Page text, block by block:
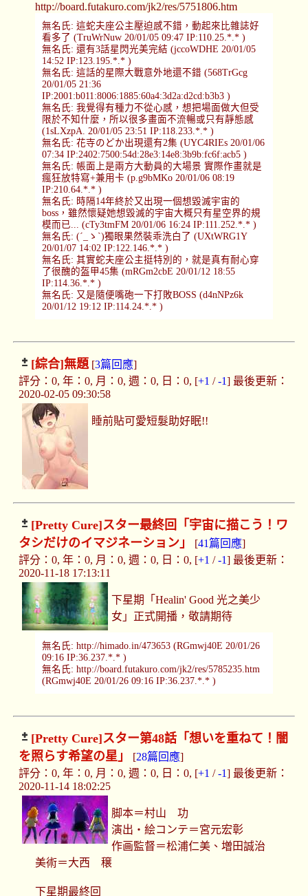
http://board.futakuro.com/jk2/res/5751806.htm
無名氏: 這蛇夫座公主壓迫感不錯，動起來比雜誌好
看多了 (TruWrNuw 20/01/05 09:47 IP:110.25.*.* )
無名氏: 還有3話星閃光美完結 (jccoWDHE 20/01/05
14:52 IP:123.195.*.* )
無名氏: 這話的星際大戰意外地還不錯 (568TrGcg
20/01/05 21:36
IP:2001:b011:8006:1885:60a4:3d2a:d2cd:b3b3 )
無名氏: 我覺得有種力不從心感，想把場面做大但受
限於不知什麼，所以很多畫面不流暢或只有靜態感
(1sLXzpA. 20/01/05 23:51 IP:118.233.*.* )
無名氏: 花寺のどか出現還有2集 (UYC4RIEs 20/01/06
07:34 IP:2402:7500:54d:28e3:14e8:3b9b:fc6f:acb5 )
無名氏: 帳面上是兩方大動員的大場景 實際作畫就是
瘋狂放特寫+兼用卡 (p.g9bMKo 20/01/06 08:19
IP:210.64.*.* )
無名氏: 時隔14年終於又出現一個想毀滅宇宙的
boss，雖然懷疑她想毀滅的宇宙大概只有星空界的規
模而已... (cTy3tmFM 20/01/06 16:24 IP:111.252.*.* )
無名氏: (´_ゝ`)獨眼果然裝乖洗白了 (UXtWRG1Y
20/01/07 14:02 IP:122.146.*.* )
無名氏: 其實蛇夫座公主挺特別的，就是真有耐心穿
了很醜的盔甲45集 (mRGm2cbE 20/01/12 18:55
IP:114.36.*.* )
無名氏: 又是隨便嘴砲一下打敗BOSS (d4nNPz6k
20/01/12 19:12 IP:114.24.*.* )
[綜合]無題[3篇回應]
評分：0, 年：0, 月：0, 週：0, 日：0, [+1 /-1] 最後更新：
2020-02-05 09:30:58
睡前貼可愛短髮助好眠!!
[Pretty Cure]スター最終回「宇宙に描こう！ワ
タシだけのイマジネーション」
[41篇回應]
評分：0, 年：0, 月：0, 週：0, 日：0, [+1 /-1] 最後更新：
2020-11-18 17:13:11
下星期「Healin' Good 光之美少
女」正式開播，敬請期待
無名氏: http://himado.in/473653 (RGmwj40E 20/01/26
09:16 IP:36.237.*.* )
無名氏: http://board.futakuro.com/jk2/res/5785235.htm
(RGmwj40E 20/01/26 09:16 IP:36.237.*.* )
[Pretty Cure]スター第48話「想いを重ねて！闇
を照らす希望の星」
[28篇回應]
評分：0, 年：0, 月：0, 週：0, 日：0, [+1 /-1] 最後更新：
2020-11-14 18:02:25
脚本＝村山 功
演出・絵コンテ＝宮元宏彰
作画監督＝松浦仁美、増田誠治
美術＝大西 穣
下星期最終回